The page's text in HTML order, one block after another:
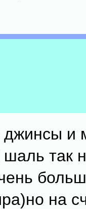
джинсы и
так
на